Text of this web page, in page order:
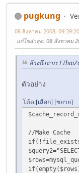
pugkung
08 สิงหาคม 2008, 09:39:20
แก้ไขล่าสุด: 08 สิงหาคม
อ้างถึงจาก:
ตัวอย่าง
โค้ด เลือก ขยาย
//Make Cache